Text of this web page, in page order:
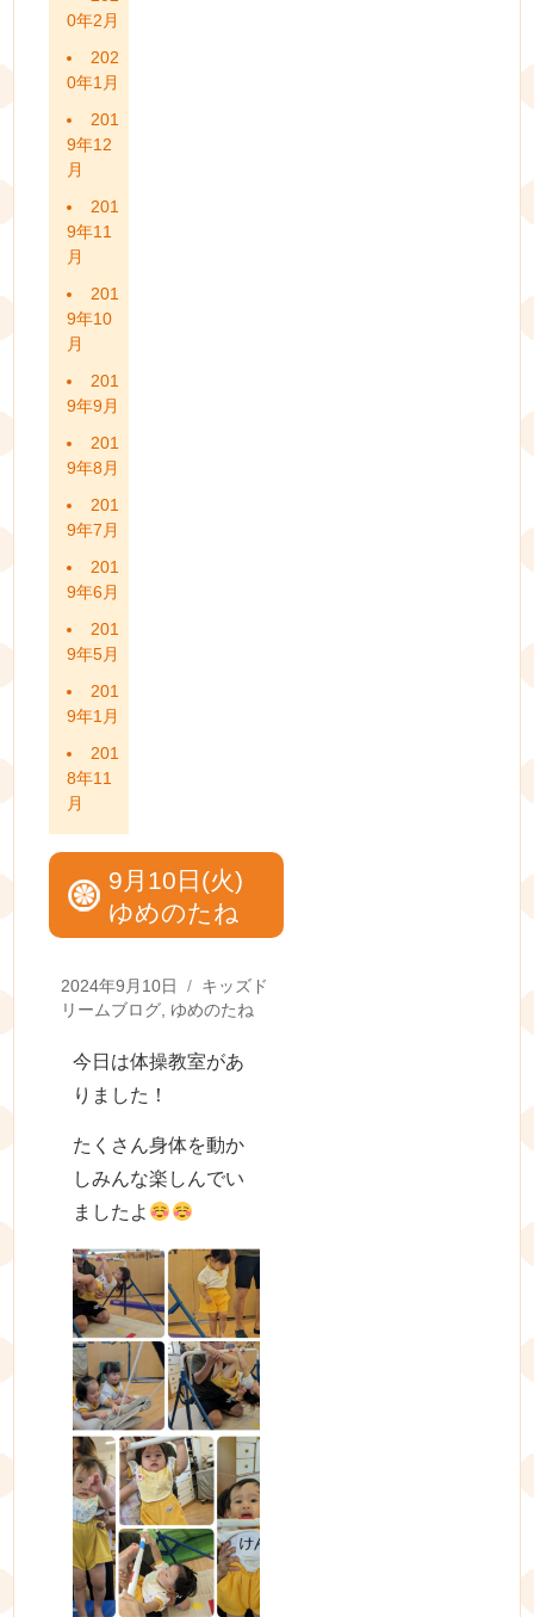
0年2月
202
0年1月
201
9年12
月
201
9年11
月
201
9年10
月
201
9年9月
201
9年8月
201
9年7月
201
9年6月
201
9年5月
201
9年1月
201
8年11
月
9月10日(火)
ゆめのたね
Posted
on
2024年9月10日 Categories
キッズド
リームブログ, ゆめのたね
今日は体操教室があ
りました！
たくさん身体を動か
しみんな楽しんでい
ましたよ